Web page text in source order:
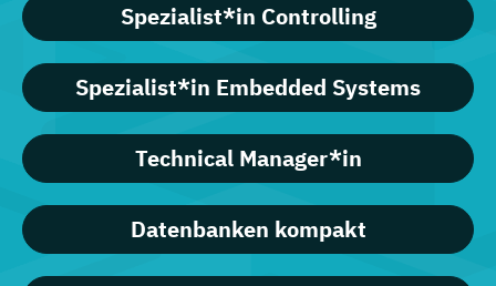
Spezialist*in Controlling
Spezialist*in Embedded Systems
Technical Manager*in
Datenbanken kompakt